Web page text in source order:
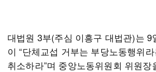
대법원 3부(주심 이흥구 대법관)는 9
이 “단체교섭 거부는 부당노동행위
취소하라”며 중앙노동위원회 위원장